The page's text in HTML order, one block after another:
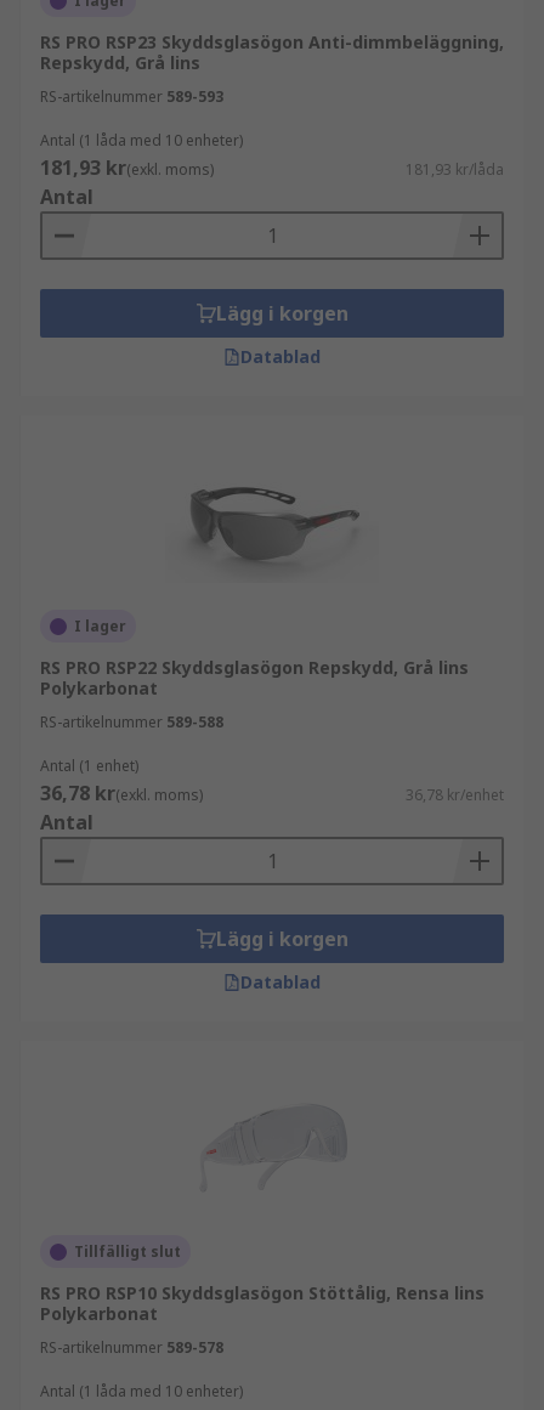
RS PRO RSP23 Skyddsglasögon Anti-dimmbeläggning,
Repskydd, Grå lins
RS-artikelnummer 589-593
Antal (1 låda med 10 enheter)
181,93 kr(exkl. moms) 181,93 kr/låda
Antal
Lägg i korgen
Datablad
I lager
RS PRO RSP22 Skyddsglasögon Repskydd, Grå lins
Polykarbonat
RS-artikelnummer 589-588
Antal (1 enhet)
36,78 kr(exkl. moms) 36,78 kr/enhet
Antal
Lägg i korgen
Datablad
Tillfälligt slut
RS PRO RSP10 Skyddsglasögon Stöttålig, Rensa lins
Polykarbonat
RS-artikelnummer 589-578
Antal (1 låda med 10 enheter)